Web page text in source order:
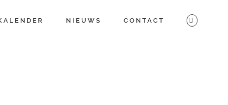
NIEUWS CONTACT